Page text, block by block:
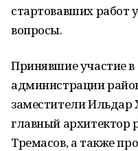
стартовавших работ
вопросы.
Принявшие участие в
администрации
заместители
главный архитектор
Тремасов, а также